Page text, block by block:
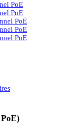
PoE
PoE
PoE
PoE
PoE